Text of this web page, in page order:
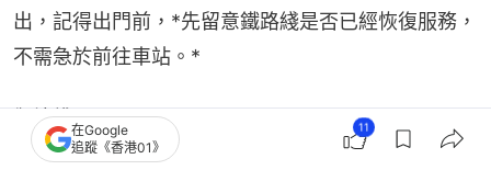
出，記得出門前，*先留意鐵路綫是否已經恢復服務，
不需急於前往車站。*
觀塘綫
在Google
追蹤《香港01》
11